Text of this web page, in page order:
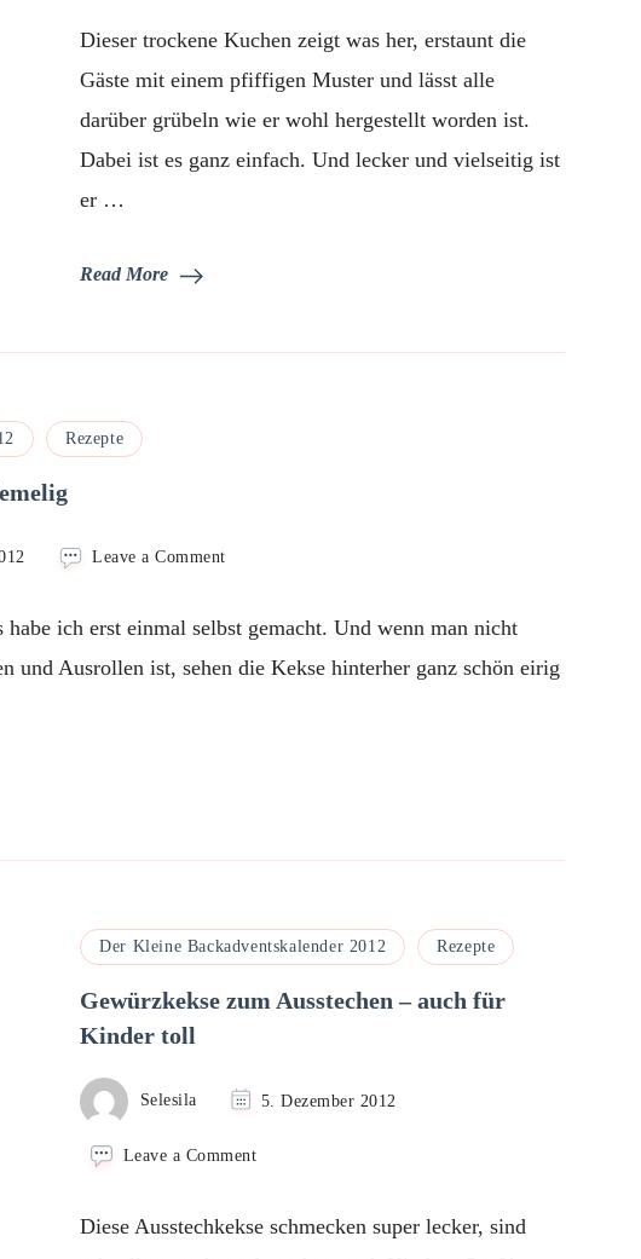
Dieser trockene Kuchen zeigt was her, erstaunt die
Gäste mit einem pfiffigen Muster und lässt alle
darüber grübeln wie er wohl hergestellt worden ist.
Dabei ist es ganz einfach. Und lecker und vielseitig ist
er …
Read More
Rezepte
Leave a Commenton
Gebäck
habe ich erst einmal selbst gemacht. Und wenn man nicht
und Ausrollen ist, sehen die Kekse hinterher ganz schön eirig
Der Kleine Backadventskalender 2012 Rezepte
Gewürzkekse zum Ausstechen – auch für
Kinder toll
Selesila 5. Dezember 2012
Leave a Commenton
Ausstechen
–
Diese Ausstechkekse schmecken super lecker, sind